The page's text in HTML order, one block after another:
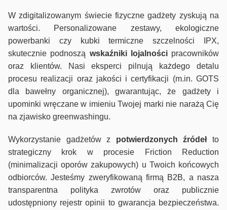
W zdigitalizowanym świecie fizyczne gadżety zyskują na
wartości. Personalizowane zestawy, ekologiczne
powerbanki czy kubki termiczne szczelności IPX,
skutecznie podnoszą wskaźniki lojalnościpracowników
oraz klientów. Nasi eksperci pilnują każdego detalu
procesu realizacji oraz jakości i certyfikacji (m.in. GOTS
dla bawełny organicznej), gwarantując, że gadżety i
upominki wręczane w imieniu Twojej marki nie narażą Cię
na zjawisko greenwashingu.
Wykorzystanie gadżetów z potwierdzonych źródełto
strategiczny krok w procesie Friction Reduction
(minimalizacji oporów zakupowych) u Twoich końcowych
odbiorców. Jesteśmy zweryfikowaną firmą B2B, a nasza
transparentna polityka zwrotów oraz publicznie
udostępniony rejestr opinii to gwarancja bezpieczeństwa.